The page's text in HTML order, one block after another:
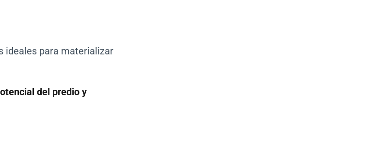
ideales para materializar
del predio y